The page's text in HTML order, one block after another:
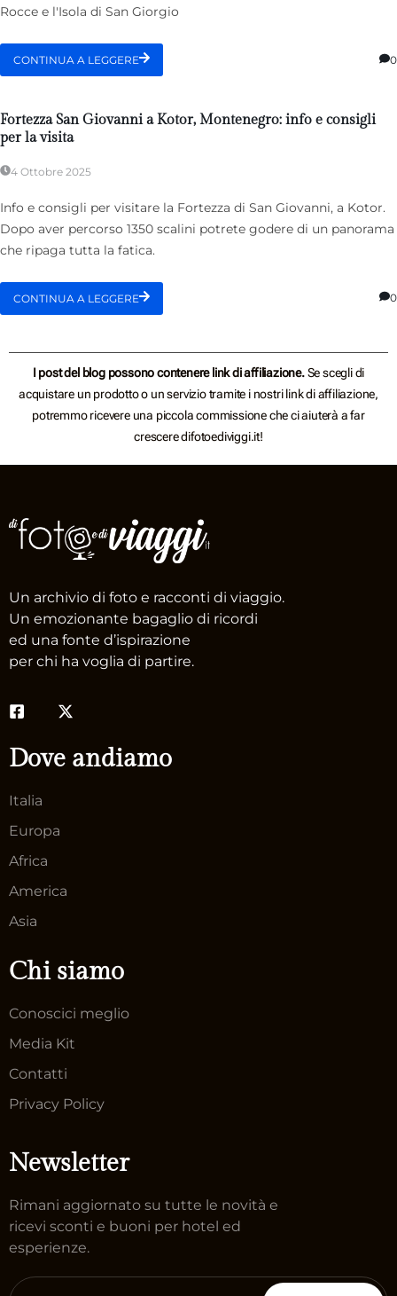
Rocce e l'Isola di San Giorgio
CONTINUA A LEGGERE 0
Fortezza San Giovanni a Kotor, Montenegro: info e consigli
per la visita
4 Ottobre 2025
Info e consigli per visitare la Fortezza di San Giovanni, a Kotor.
Dopo aver percorso 1350 scalini potrete godere di un panorama
che ripaga tutta la fatica.
CONTINUA A LEGGERE 0
I post del blog possono contenere link di affiliazione.Se scegli di
acquistare un prodotto o un servizio tramite i nostri link di affiliazione,
potremmo ricevere una piccola commissione che ci aiuterà a far
crescere difotoediviggi.it!
Un archivio di foto e racconti di viaggio.
Un emozionante bagaglio di ricordi
ed una fonte d’ispirazione
per chi ha voglia di partire.
Dove andiamo
Italia
Europa
Africa
America
Asia
Chi siamo
Conoscici meglio
Media Kit
Contatti
Privacy Policy
Newsletter
Rimani aggiornato su tutte le novità e
ricevi sconti e buoni per hotel ed
esperienze.